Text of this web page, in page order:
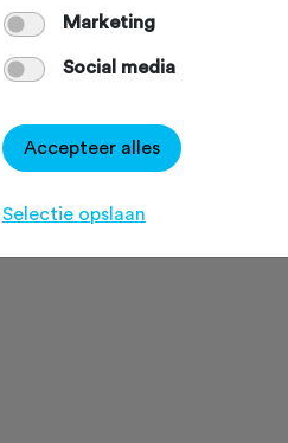
Over
Marketing
Social media
Accepteer alles
Selectie opslaan